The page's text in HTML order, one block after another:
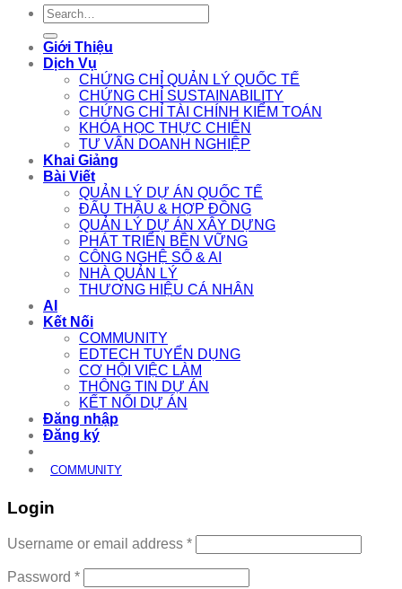
Search
for:
Giới Thiệu
Dịch Vụ
CHỨNG CHỈ QUẢN LÝ QUỐC TẾ
CHỨNG CHỈ SUSTAINABILITY
CHỨNG CHỈ TÀI CHÍNH KIỂM TOÁN
KHÓA HỌC THỰC CHIẾN
TƯ VẤN DOANH NGHIỆP
Khai Giảng
Bài Viết
QUẢN LÝ DỰ ÁN QUỐC TẾ
ĐẤU THẦU & HỢP ĐỒNG
QUẢN LÝ DỰ ÁN XÂY DỰNG
PHÁT TRIỂN BỀN VỮNG
CÔNG NGHỆ SỐ & AI
NHÀ QUẢN LÝ
THƯƠNG HIỆU CÁ NHÂN
AI
Kết Nối
COMMUNITY
EDTECH TUYỂN DỤNG
CƠ HỘI VIỆC LÀM
THÔNG TIN DỰ ÁN
KẾT NỐI DỰ ÁN
Đăng nhập
Đăng ký
COMMUNITY
Login
Username or email address *Required
Password *Required